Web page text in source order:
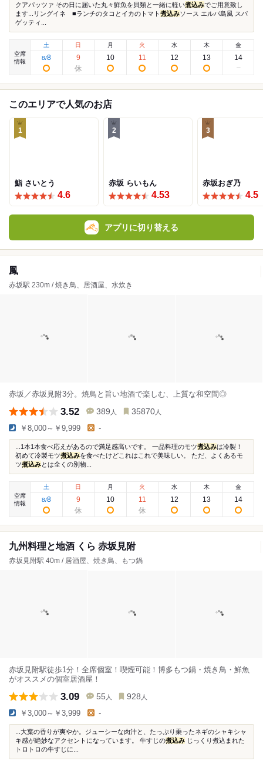
クアパッツァ その日に届いた丸々鮮魚を貝類と一緒に軽い煮込みでご用意致し
ます...リングイネ ■ランチのタコとイカのトマト煮込みソース エルバ島風 スパ
ゲッティ...
空席
情報
土
8/8
日
9
月
10
火
11
水
12
木
13
金
14
このエリアで人気のお店
1
鮨 さいとう
4.6
2
赤坂 らいもん
4.53
3
赤坂おぎ乃
4.5
アプリに切り替える
鳳
赤坂駅 230m / 焼き鳥、居酒屋、水炊き
赤坂／赤坂見附3分。焼鳥と旨い地酒で楽しむ、上質な和空間◎
3.52 389 人 35870 人
￥8,000～￥9,999 -
...1本1本食べ応えがあるので満足感高いです。 一品料理のモツ煮込みは冷製！
初めて冷製モツ煮込みを食べたけどこれはこれで美味しい。 ただ、よくあるモ
ツ煮込みとは全くの別物...
空席
情報
土
8/8
日
9
月
10
火
11
水
12
木
13
金
14
九州料理と地酒 くら 赤坂見附
赤坂見附駅 40m / 居酒屋、焼き鳥、もつ鍋
赤坂見附駅徒歩1分！全席個室！喫煙可能！博多もつ鍋・焼き鳥・鮮魚
がオススメの個室居酒屋！
3.09 55 人 928 人
￥3,000～￥3,999 -
...大葉の香りが爽やか。ジューシーな肉汁と、たっぷり乗ったネギのシャキシャ
キ感が絶妙なアクセントになっています。 牛すじの煮込み じっくり煮込まれた
トロトロの牛すじに...